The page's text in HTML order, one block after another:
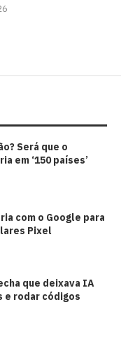
Será que o
em ‘150 países’
com o Google para
Pixel
que deixava IA
e rodar códigos